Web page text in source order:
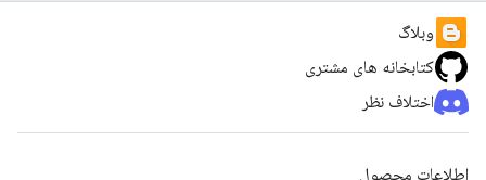
وبلاگ
کتابخانه های مشتری
اختلاف نظر
اطلاعات محصول